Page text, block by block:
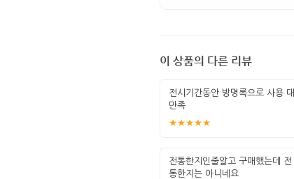
이 상품의 다른 리뷰
전시기간동안 방명록으로 사용 대
만족
★★★★★
전통한지인줄알고 구매했는데 전
통한지는 아니네요